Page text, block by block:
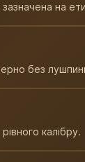
на
без
калібру.